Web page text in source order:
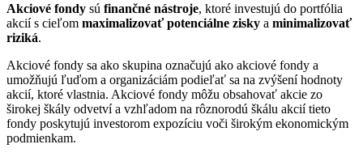
Akciové fondy sú finančné nástroje, ktoré investujú do portfólia
akcií s cieľom maximalizovať potenciálne zisky a minimalizovať
riziká.
Akciové fondy sa ako skupina označujú ako akciové fondy a
umožňujú ľuďom a organizáciám podieľať sa na zvýšení hodnoty
akcií, ktoré vlastnia. Akciové fondy môžu obsahovať akcie zo
širokej škály odvetví a vzhľadom na rôznorodú škálu akcií tieto
fondy poskytujú investorom expozíciu voči širokým ekonomickým
podmienkam.